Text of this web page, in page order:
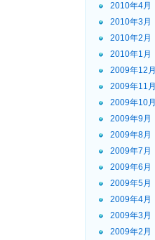
2010年4月
2010年3月
2010年2月
2010年1月
2009年12月
2009年11月
2009年10月
2009年9月
2009年8月
2009年7月
2009年6月
2009年5月
2009年4月
2009年3月
2009年2月